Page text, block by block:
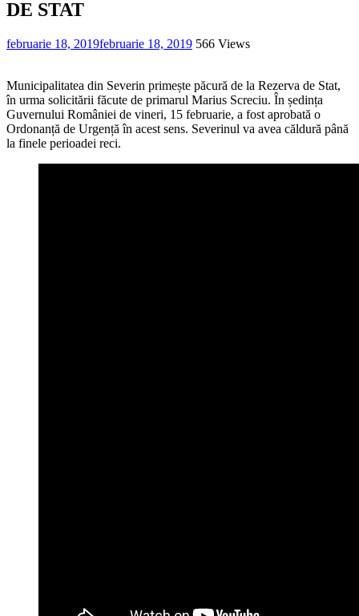
DE STAT
februarie 18, 2019februarie 18, 2019 566 Views
Municipalitatea din Severin primește păcură de la Rezerva de Stat,
în urma solicitării făcute de primarul Marius Screciu. În ședința
Guvernului României de vineri, 15 februarie, a fost aprobată o
Ordonanță de Urgență în acest sens. Severinul va avea căldură până
la finele perioadei reci.